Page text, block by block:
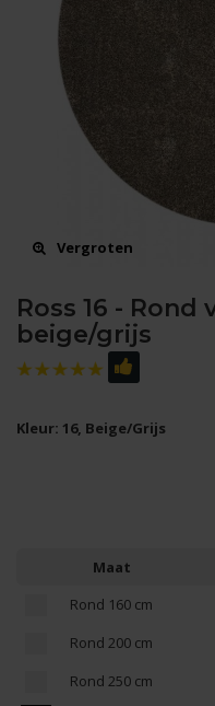
Vergroten
Ross 16 -
beige/grijs
Kleur: 16, Beige/Grijs
Maat
Rond 160 cm
Rond 200 cm
Rond 250 cm